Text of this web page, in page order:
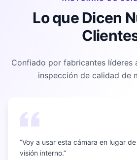
Lo que Dicen
Confiado por fabricantes líderes
inspección de calidad de
“Voy a usar esta cámara en lugar
visión interno.”